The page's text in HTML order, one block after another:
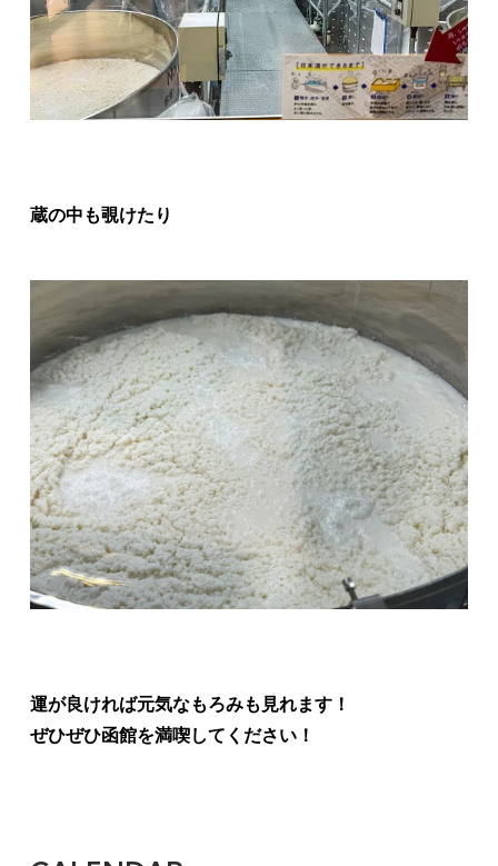
蔵の中も覗けたり
運が良ければ元気なもろみも見れます！
ぜひぜひ函館を満喫してください！